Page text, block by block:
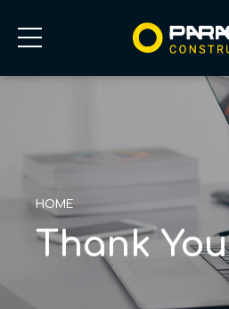
HOME
Thank You